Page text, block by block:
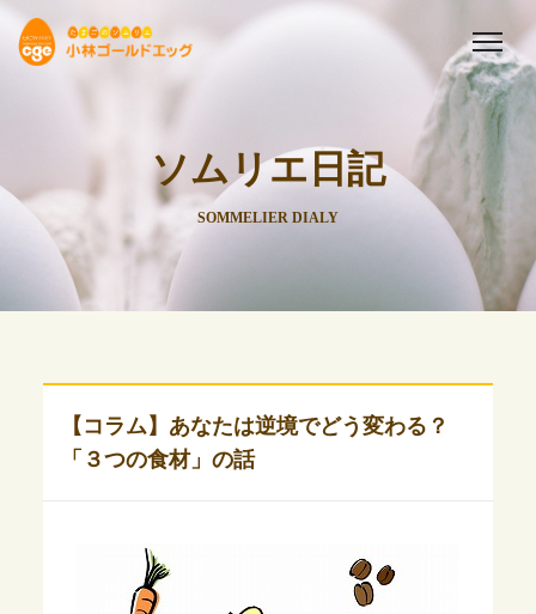
ソムリエ日記
SOMMELIER DIALY
【コラム】あなたは逆境でどう変わる？
「３つの食材」の話